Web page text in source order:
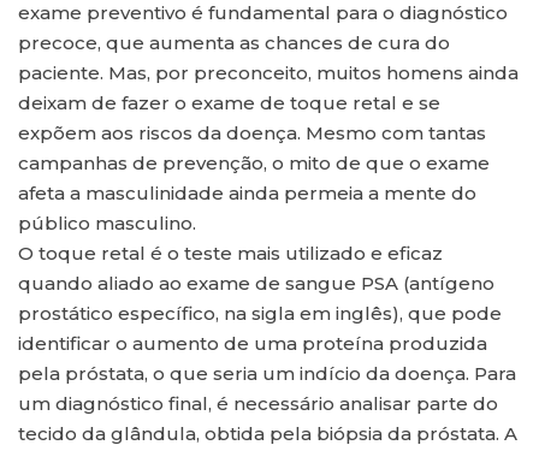
exame preventivo é fundamental para o diagnóstico
precoce, que aumenta as chances de cura do
paciente. Mas, por preconceito, muitos homens ainda
deixam de fazer o exame de toque retal e se
expõem aos riscos da doença. Mesmo com tantas
campanhas de prevenção, o mito de que o exame
afeta a masculinidade ainda permeia a mente do
público masculino.
O toque retal é o teste mais utilizado e eficaz
quando aliado ao exame de sangue PSA (antígeno
prostático específico, na sigla em inglês), que pode
identificar o aumento de uma proteína produzida
pela próstata, o que seria um indício da doença. Para
um diagnóstico final, é necessário analisar parte do
tecido da glândula, obtida pela biópsia da próstata. A